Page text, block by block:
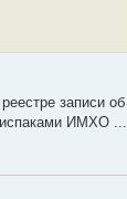
записи об
ИМХО ...